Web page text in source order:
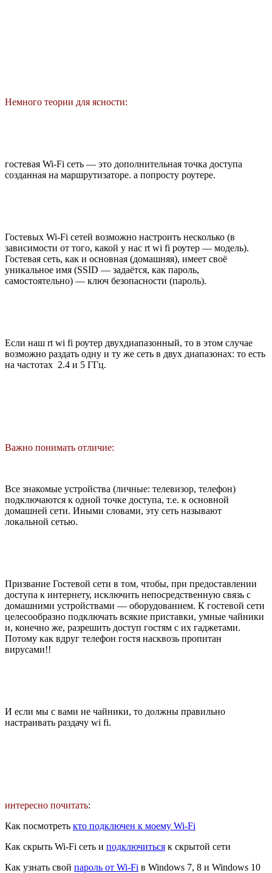
Немного теории для ясности:
гостевая Wi-Fi сеть — это дополнительная точка доступа
созданная на маршрутизаторе. а попросту роутере.
Гостевых Wi-Fi сетей возможно настроить несколько (в
зависимости от того, какой у нас rt wi fi роутер — модель).
Гостевая сеть, как и основная (домашняя), имеет своё
уникальное имя (SSID — задаётся, как пароль,
самостоятельно) — ключ безопасности (пароль).
Если наш rt wi fi роутер двухдиапазонный, то в этом случае
возможно раздать одну и ту же сеть в двух диапазонах: то есть
на частотах 2.4 и 5 ГГц.
Важно понимать отличие:
Все знакомые устройства (личные: телевизор, телефон)
подключаются к одной точке доступа, т.е. к основной
домашней сети. Иными словами, эту сеть называют
локальной сетью.
Призвание Гостевой сети в том, чтобы, при предоставлении
доступа к интернету, исключить непосредственную связь с
домашними устройствами — оборудованием. К гостевой сети
целесообразно подключать всякие приставки, умные чайники
и, конечно же, разрешить доступ гостям с их гаджетами.
Потому как вдруг телефон гостя насквозь пропитан
вирусами!!
И если мы с вами не чайники, то должны правильно
настраивать раздачу wi fi.
интересно почитать:
Как посмотреть кто подключен к моему Wi-Fi
Как скрыть Wi-Fi сеть и подключиться к скрытой сети
Как узнать свой пароль от Wi-Fi в Windows 7, 8 и Windows 10